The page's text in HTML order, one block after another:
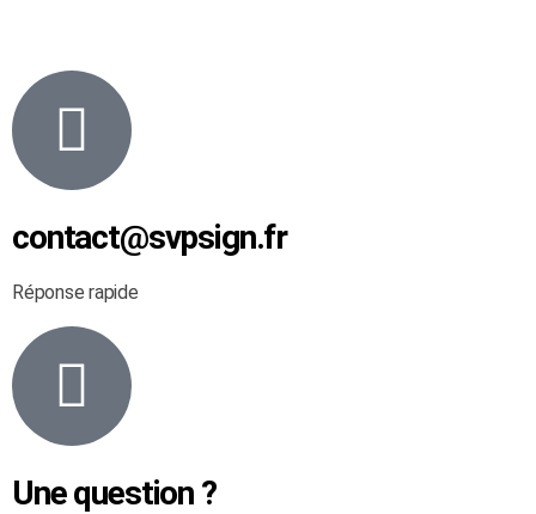
contact@svpsign.fr
Réponse rapide
Une question ?